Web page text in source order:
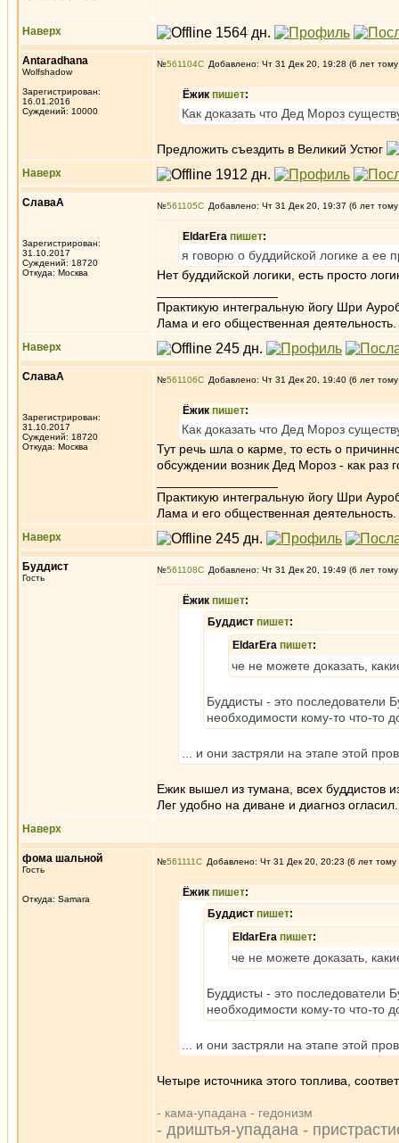
Наверх
Antaradhana
Wolfshadow
Зарегистрирован:
16.01.2016
Суждений: 10000
№561104 Добавлено: Чт 31 Дек 20, 19:28 (6 лет
Ёжик пишет:
Как доказать что Дед Мороз
Предложить съездить в Великий Устюг
Наверх
СлаваА
Зарегистрирован:
31.10.2017
Суждений: 18720
Откуда: Москва
№561105 Добавлено: Чт 31 Дек 20, 19:37 (6 лет
EldarEra пишет:
я говорю о буддийской логике а ее
Нет буддийской логики, есть просто
Практикую интегральную йогу Шри
Лама и его общественная деятельность.
Наверх
СлаваА
Зарегистрирован:
31.10.2017
Суждений: 18720
Откуда: Москва
№561106 Добавлено: Чт 31 Дек 20, 19:40 (6 лет
Ёжик пишет:
Как доказать что Дед Мороз
Тут речь шла о карме, то есть о
обсуждении возник Дед Мороз - как раз
Практикую интегральную йогу Шри
Лама и его общественная деятельность.
Наверх
Буддист
Гость
№561108 Добавлено: Чт 31 Дек 20, 19:49 (6 лет
Ёжик пишет:
Буддист пишет:
EldarEra пишет:
че не можете доказать,
Буддисты - это последователи
необходимости кому-то что-то
... и они застряли на этапе этой
Ежик вышел из тумана, всех буддистов
Лег удобно на диване и диагноз огласил.
Наверх
фома шальной
Гость
Откуда: Samara
№561111 Добавлено: Чт 31 Дек 20, 20:23 (6 лет тому
Ёжик пишет:
Буддист пишет:
EldarEra пишет:
че не можете доказать,
Буддисты - это последователи
необходимости кому-то что-то
... и они застряли на этапе этой
Четыре источника этого топлива,
- кама-упадана - гедонизм
- дриштья-упадана -